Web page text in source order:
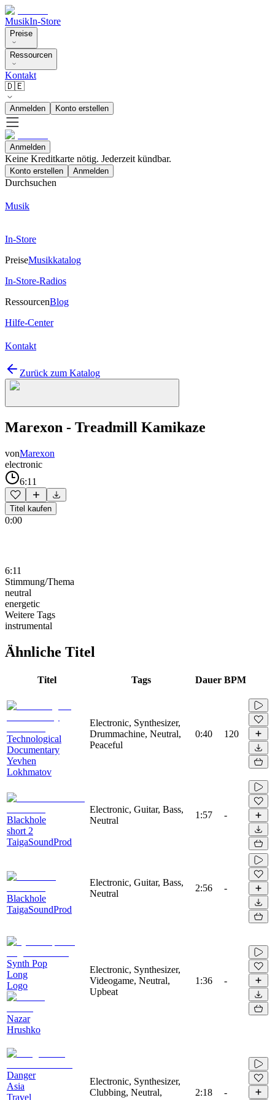
MusikIn-Store
Preise
Ressourcen
Kontakt
🇩🇪
Anmelden Konto erstellen
Anmelden
Keine Kreditkarte nötig. Jederzeit kündbar.
Konto erstellen Anmelden
Durchsuchen
Musik
In-Store
PreiseMusikkatalog
In-Store-Radios
RessourcenBlog
Hilfe-Center
Kontakt
Zurück zum Katalog
Marexon - Treadmill Kamikaze
vonMarexon
electronic
6:11
Titel kaufen
0:00
6:11
Stimmung/Thema
neutral
energetic
Weitere Tags
instrumental
Ähnliche Titel
Titel Tags Dauer BPM
Technological
Documentary
Yevhen
Lokhmatov
Electronic, Synthesizer,
Drummachine, Neutral,
Peaceful
0:40 120
Blackhole
short 2
TaigaSoundProd
Electronic, Guitar, Bass,
Neutral
1:57 -
Blackhole
TaigaSoundProd
Electronic, Guitar, Bass,
Neutral
2:56 -
Synth Pop
Long
Logo
Nazar
Hrushko
Electronic, Synthesizer,
Videogame, Neutral,
Upbeat
1:36 -
Danger
Asia
Travel
Electronic, Synthesizer,
Clubbing, Neutral,
2:18 -